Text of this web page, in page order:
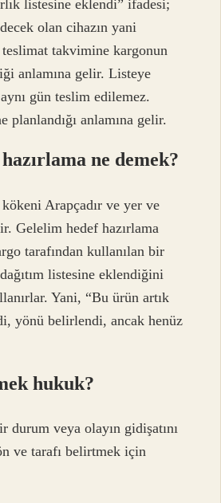
listesine eklendi” ifadesi;
olan cihazın yani
teslimat takvimine kargonun
anlamına gelir. Listeye
gün teslim edilemez.
planlandığı anlamına gelir.
ne demek?
Arapçadır ve yer ve
Gelelim hedef hazırlama
tarafından kullanılan bir
listesine eklendiğini
Yani, “Bu ürün artık
yönü belirlendi, ancak henüz
hukuk?
durum veya olayın gidişatını
ve tarafı belirtmek için